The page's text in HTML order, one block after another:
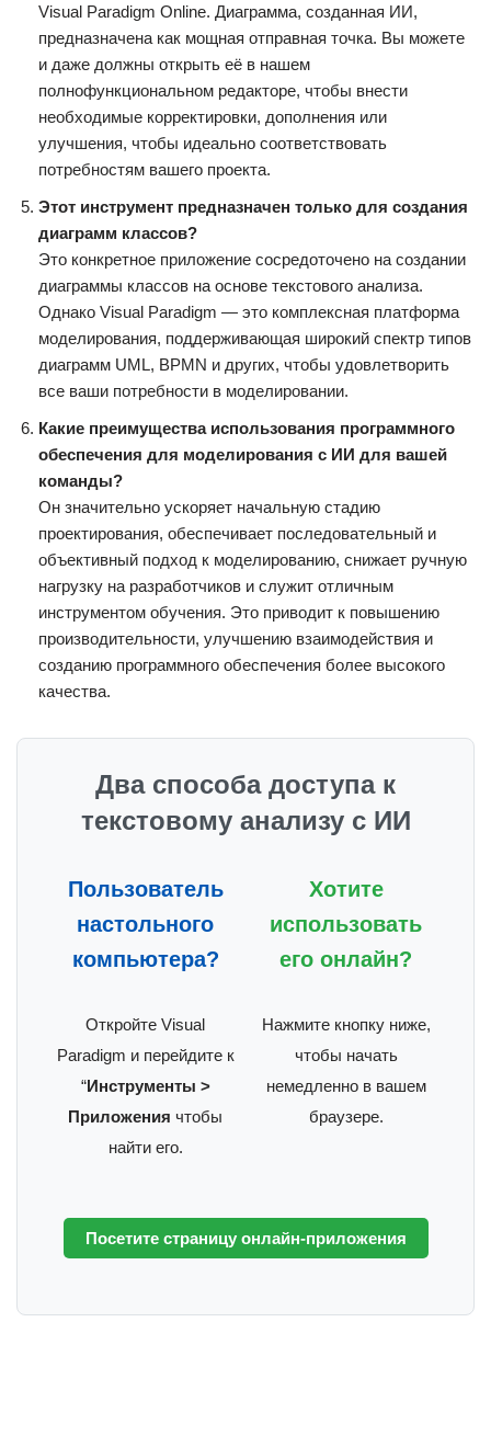
Visual Paradigm Online. Диаграмма, созданная ИИ,
предназначена как мощная отправная точка. Вы можете
и даже должны открыть её в нашем
полнофункциональном редакторе, чтобы внести
необходимые корректировки, дополнения или
улучшения, чтобы идеально соответствовать
потребностям вашего проекта.
Этот инструмент предназначен только для создания
диаграмм классов?
Это конкретное приложение сосредоточено на создании
диаграммы классов на основе текстового анализа.
Однако Visual Paradigm — это комплексная платформа
моделирования, поддерживающая широкий спектр типов
диаграмм UML, BPMN и других, чтобы удовлетворить
все ваши потребности в моделировании.
Какие преимущества использования программного
обеспечения для моделирования с ИИ для вашей
команды?
Он значительно ускоряет начальную стадию
проектирования, обеспечивает последовательный и
объективный подход к моделированию, снижает ручную
нагрузку на разработчиков и служит отличным
инструментом обучения. Это приводит к повышению
производительности, улучшению взаимодействия и
созданию программного обеспечения более высокого
качества.
Два способа доступа к
текстовому анализу с ИИ
Пользователь
настольного
компьютера?
Откройте Visual
Paradigm и перейдите к
“Инструменты >
Приложения чтобы
найти его.
Хотите
использовать
его онлайн?
Нажмите кнопку ниже,
чтобы начать
немедленно в вашем
браузере.
Посетите страницу онлайн-приложения